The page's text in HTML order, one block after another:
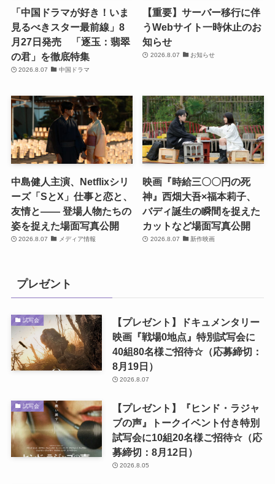
「中国ドラマが好き！いま
見るべきスター最前線」8
月27日発売 「逐玉：翡翠
の君」を徹底特集
2026.8.07 中国ドラマ
【重要】サーバー移行に伴
うWebサイト一時休止のお
知らせ
2026.8.07 お知らせ
中島健人主演、Netflixシリ
ーズ「SとX」仕事と恋と、
友情と―― 登場人物たちの
姿を捉えた場面写真公開
2026.8.07 メディア情報
映画『時給三〇〇円の死
神』西畑大吾×福本莉子、
バディ誕生の瞬間を捉えた
カットなど場面写真公開
2026.8.07 新作映画
プレゼント
試写会
【プレゼント】ドキュメンタリー
映画『戦場0地点』特別試写会に
40組80名様ご招待☆（応募締切：
8月19日）
2026.8.07
試写会
【プレゼント】『ヒンド・ラジャ
ブの声』トークイベント付き特別
試写会に10組20名様ご招待☆（応
募締切：8月12日）
2026.8.05